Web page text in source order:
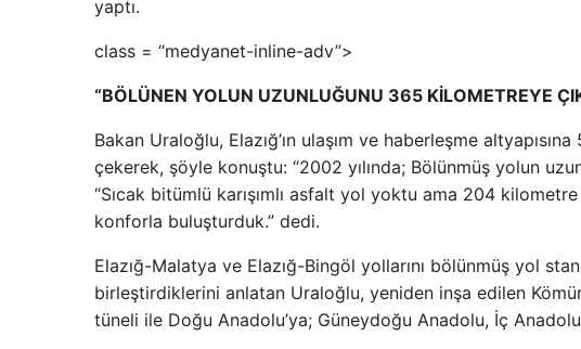
yaptı.
class = “medyanet-inline-adv”>
“BÖLÜNEN YOLUN UZUNLUĞUNU 365 KİLOMETREYE
Bakan Uraloğlu, Elazığ’ın ulaşım ve haberleşme
çekerek, şöyle konuştu: “2002 yılında; Bölünmüş yolun
“Sıcak bitümlü karışımlı asfalt yol yoktu ama 204
konforla buluşturduk.” dedi.
Elazığ-Malatya ve Elazığ-Bingöl yollarını bölünmüş yol
birleştirdiklerini anlatan Uraloğlu, yeniden inşa edilen
tüneli ile Doğu Anadolu’ya; Güneydoğu Anadolu, İç